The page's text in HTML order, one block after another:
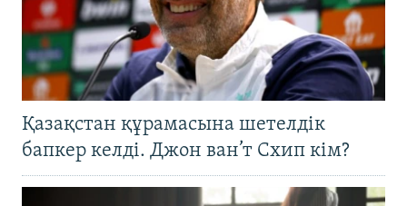
Қазақстан құрамасына шетелдік
бапкер келді. Джон ван’т Схип кім?